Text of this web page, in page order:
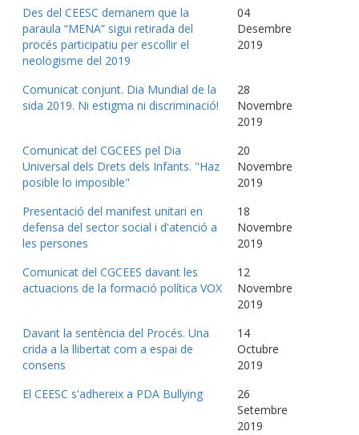
Des del CEESC demanem que la
paraula “MENA” sigui retirada del
procés participatiu per escollir el
neologisme del 2019
04
Desembre
2019
Comunicat conjunt. Dia Mundial de la
sida 2019. Ni estigma ni discriminació!
28
Novembre
2019
Comunicat del CGCEES pel Dia
Universal dels Drets dels Infants. "Haz
posible lo imposible"
20
Novembre
2019
Presentació del manifest unitari en
defensa del sector social i d'atenció a
les persones
18
Novembre
2019
Comunicat del CGCEES davant les
actuacions de la formació política VOX
12
Novembre
2019
Davant la sentència del Procés. Una
crida a la llibertat com a espai de
consens
14
Octubre
2019
El CEESC s'adhereix a PDA Bullying
26
Setembre
2019